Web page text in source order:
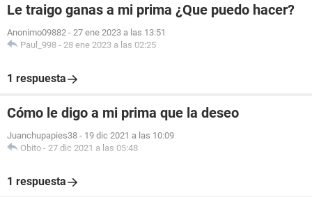
Le traigo ganas a mi prima ¿Que puedo hacer?
Anonimo09882 - 27 ene 2023 a las 13:51
Paul_998 - 28 ene 2023 a las 02:25
1 respuesta
Cómo le digo a mi prima que la deseo
Juanchupapies38 - 19 dic 2021 a las 10:09
Obito - 27 dic 2021 a las 05:48
1 respuesta